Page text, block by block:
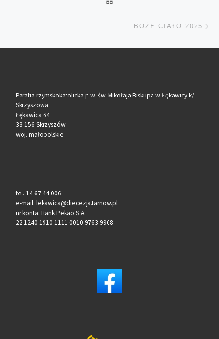
BOŻE CIAŁO 2025
Parafia rzymskokatolicka p.w. św. Mikołaja Biskupa w Łękawicy k/
Skrzyszowa
Łękawica 64
33-156 Skrzyszów
woj. małopolskie
tel. 14 67 44 006
e-mail: lekawica@diecezja.tarnow.pl
nr konta: Bank Pekao S.A.
22 1240 1910 1111 0010 9763 9968